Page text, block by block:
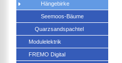
Hängebirke
Seemoos-Bäume
Quarzsandspachtel
Modulelektrik
FREMO Digital